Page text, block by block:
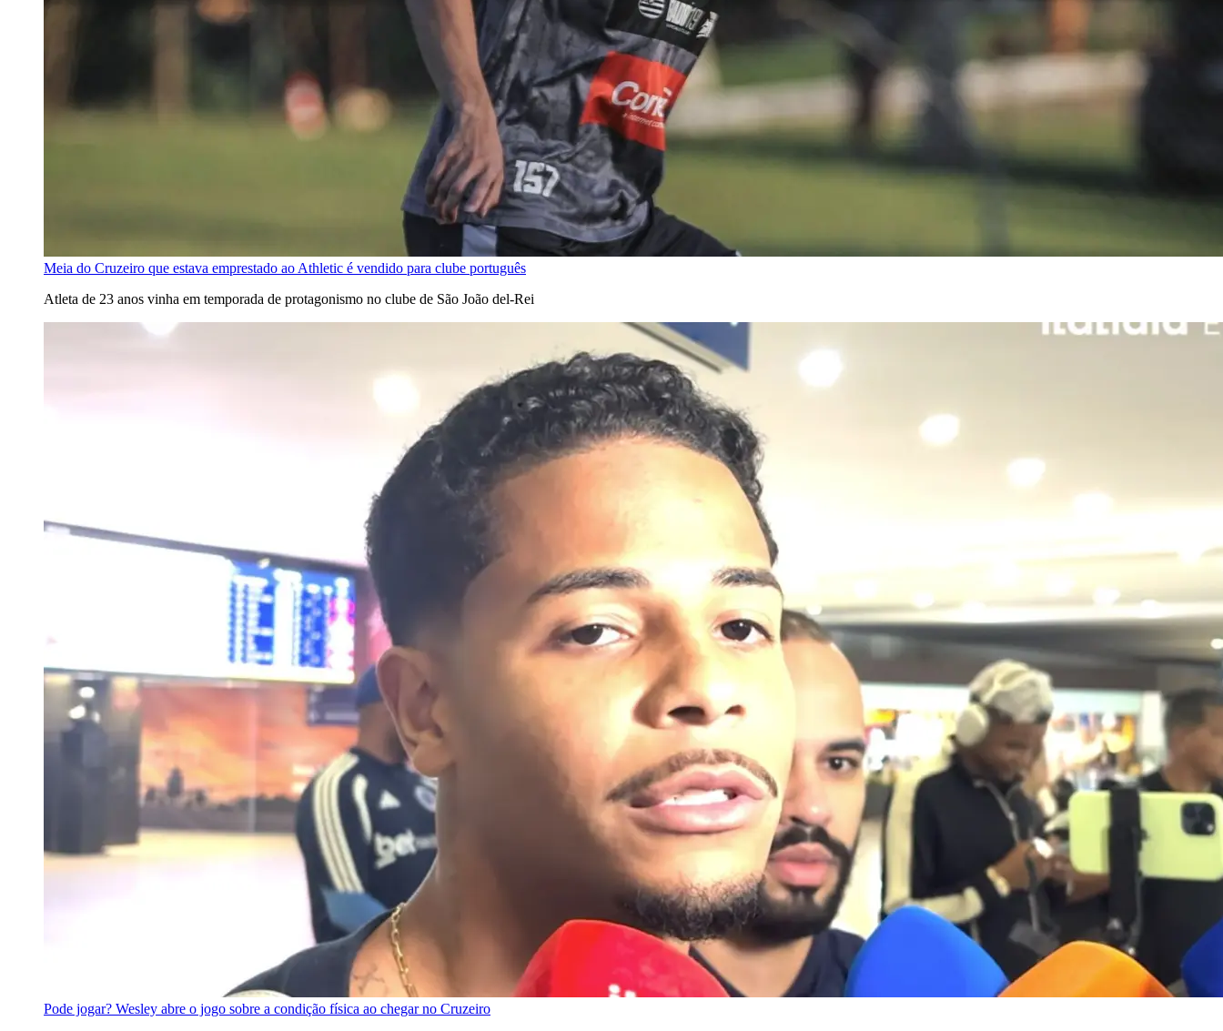
Meia do Cruzeiro que estava emprestado ao Athletic é vendido para clube português
Atleta de 23 anos vinha em temporada de protagonismo no clube de São João del-Rei
Pode jogar? Wesley abre o jogo sobre a condição física ao chegar no Cruzeiro